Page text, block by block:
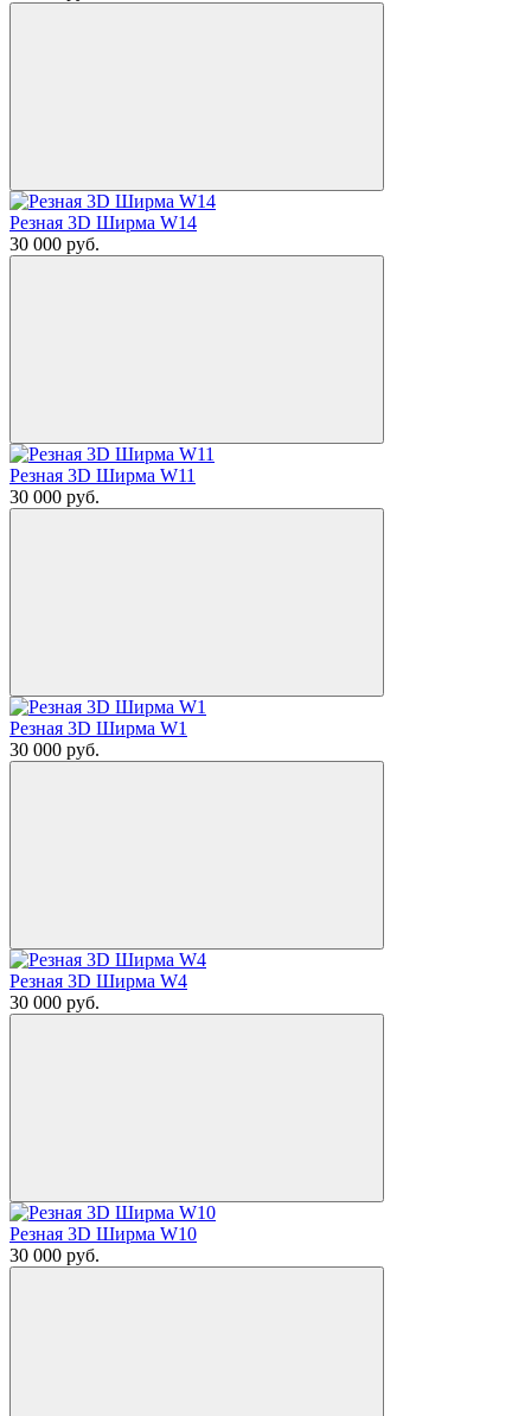
Резная 3D Ширма W14
30 000 руб.
Резная 3D Ширма W11
30 000 руб.
Резная 3D Ширма W1
30 000 руб.
Резная 3D Ширма W4
30 000 руб.
Резная 3D Ширма W10
30 000 руб.